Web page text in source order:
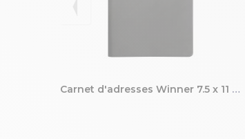
Carnet d'adresses Winner 7.5 x 11 cm